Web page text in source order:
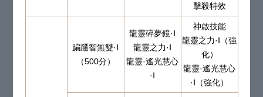
擊殺特效
蹁躚智無雙·Ⅰ
（500分）
龍靈碎夢鏡·Ⅰ
龍靈之力·Ⅰ
龍靈·遙光慧心
·Ⅰ
神啟技能
龍靈之力·Ⅰ（強
化）
龍靈·遙光慧心
·Ⅰ（強化）